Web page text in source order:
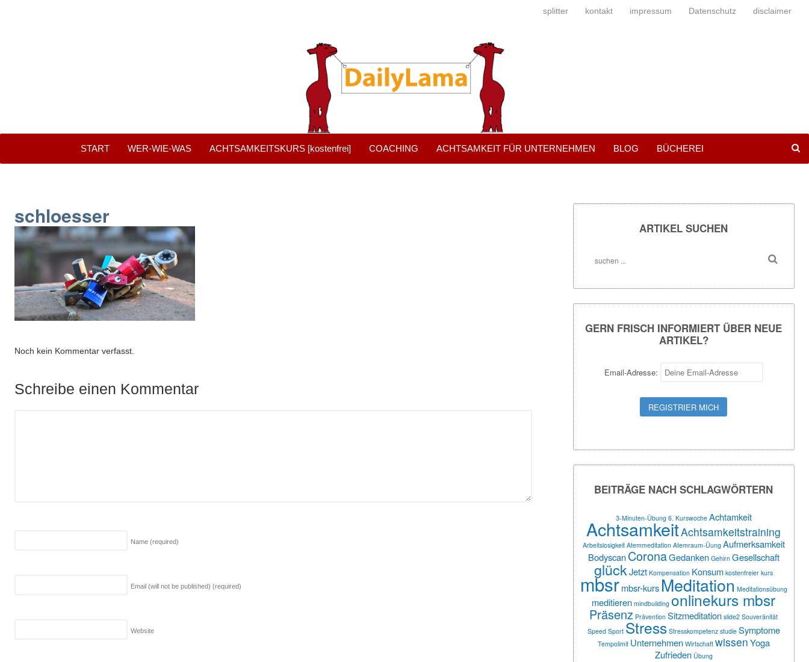
splitter kontakt impressum Datenschutz disclaimer
START WER-WIE-WAS ACHTSAMKEITSKURS [kostenfrei] COACHING ACHTSAMKEIT FÜR UNTERNEHMEN BLOG BÜCHEREI
schloesser
Noch kein Kommentar verfasst.
Schreibe einen Kommentar
Name(required)
Email (will not be published)(required)
Website
ARTIKEL SUCHEN
GERN FRISCH INFORMIERT ÜBER NEUE
ARTIKEL?
Email-Adresse:
BEITRÄGE NACH SCHLAGWÖRTERN
3-Minuten-Übung 6. Kurswoche Achtamkeit
AchtsamkeitAchtsamkeitstraining
Arbeitslosigkeit Atemmeditation Atemraum-Üung Aufmerksamkeit
BodyscanCoronaGedanken Gehirn Gesellschaft
glückJetzt Kompensation Konsum kostenfreier kurs
mbsrmbsr-kurs Meditation Meditationsübung
meditieren mindbuilding onlinekurs mbsr
Präsenz Prävention Sitzmeditation slide2 Souveränität
Speed Sport Stress Stresskompetenz studie Symptome
Tempolimit Unternehmen Wirtschaft wissenYoga
Zufrieden Übung